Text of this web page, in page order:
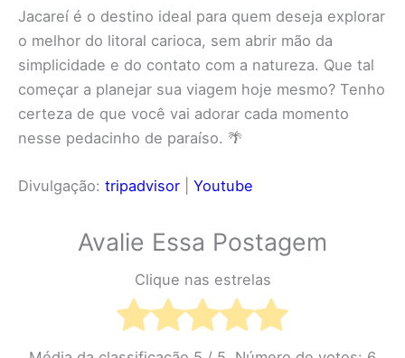
Jacareí é o destino ideal para quem deseja explorar
o melhor do litoral carioca, sem abrir mão da
simplicidade e do contato com a natureza. Que tal
começar a planejar sua viagem hoje mesmo? Tenho
certeza de que você vai adorar cada momento
nesse pedacinho de paraíso. 🌴
Divulgação: tripadvisor Youtube
Avalie Essa Postagem
Clique nas estrelas